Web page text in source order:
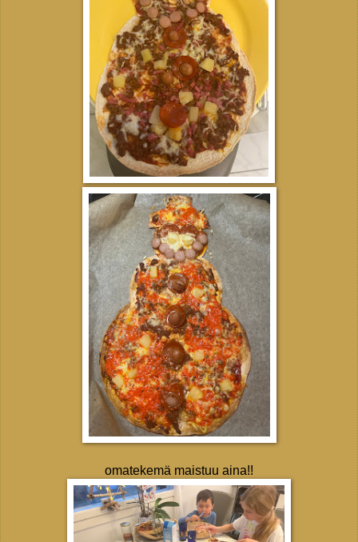
omatekemä maistuu aina!!